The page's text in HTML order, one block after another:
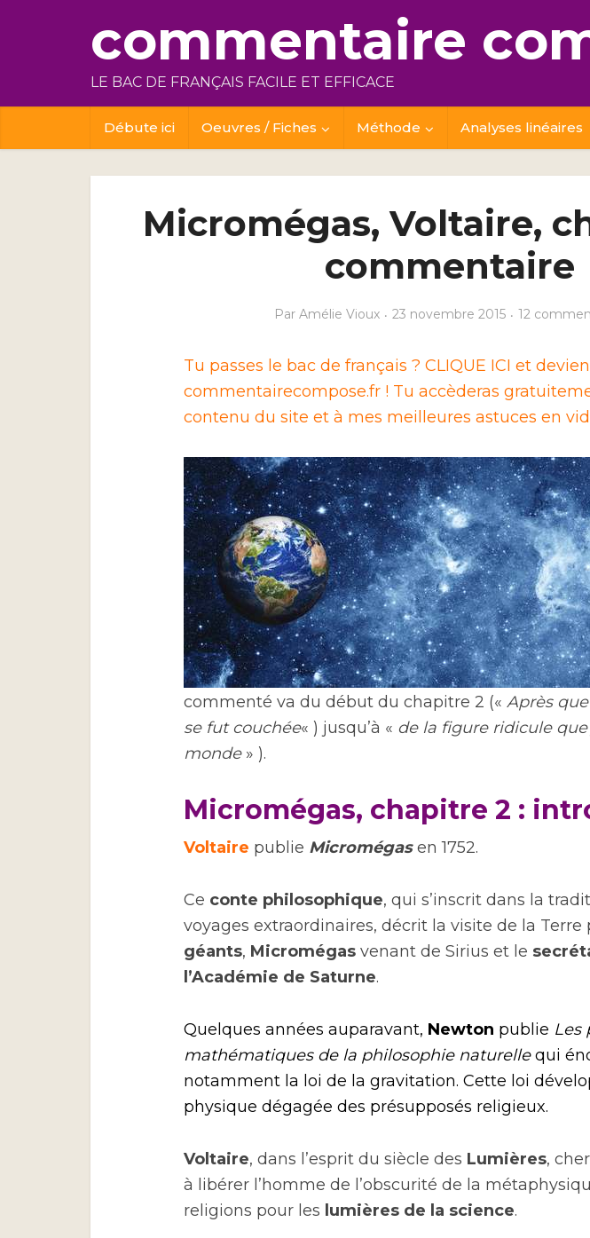
commentaire
LE BAC DE FRANÇAIS FACILE ET EFFICACE
Débute ici Oeuvres / Fiches Méthode Analyses linéaires
Micromégas, Voltaire,
commentaire
Par Amélie Vioux 23 novembre 2015 12
Tu passes le bac de français ? CLIQUE ICI et
commentairecompose.fr ! Tu accèderas
contenu du site et à mes meilleures astuces en
commenté va du début du chapitre 2 (« Après
se fut couchée« ) jusqu’à « de la figure ridicule
monde» ).
Micromégas, chapitre 2 :
Voltaire publie Micromégasen 1752.
Ce conte philosophique, qui s’inscrit dans la
voyages extraordinaires, décrit la visite de la Terre
géants, Micromégas venant de Sirius et le
l’Académie de Saturne.
Quelques années auparavant, Newton publie Les
mathématiques de la philosophie naturellequi
notamment la loi de la gravitation. Cette loi
physique dégagée des présupposés religieux.
Voltaire, dans l’esprit du siècle des Lumières,
à libérer l’homme de l’obscurité de la
religions pour les lumières de la science.